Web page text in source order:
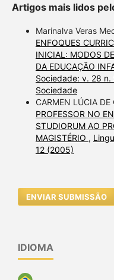
Artigos mais lidos
Marinalva Veras
ENFOQUES
INICIAL: MODOS
DA EDUCAÇÃO
Sociedade: v. 28
Sociedade
CARMEN LÚCIA DE
PROFESSOR NO
STUDIORUM AO
MAGISTÉRIO ,
12 (2005)
ENVIAR SUBMISSÃO
IDIOMA